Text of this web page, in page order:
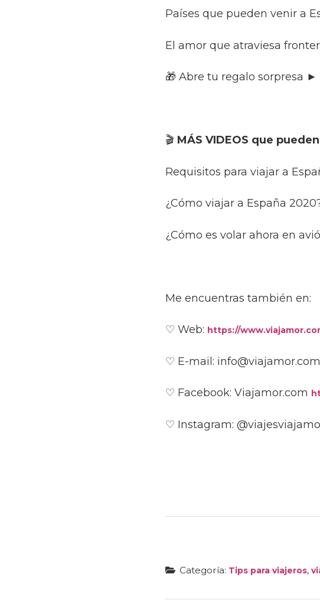
Países que pueden venir a
El amor que atraviesa
🎁 Abre tu regalo sorpresa
🎬 MÁS VIDEOS que
Requisitos para viajar a
¿Cómo viajar a España
¿Cómo es volar ahora en
Me encuentras también en:
♡ Web: https://
♡ E-mail: info@viajamor.com
♡ Facebook: Viajamor.com
♡ Instagram:
Categoría: Tips para viajeros,